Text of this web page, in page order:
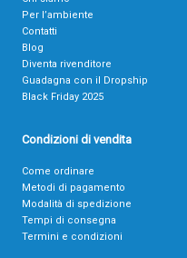
Per l’ambiente
Contatti
Blog
Diventa rivenditore
Guadagna con il Dropship
Black Friday 2025
Condizioni di vendita
Come ordinare
Metodi di pagamento
Modalità di spedizione
Tempi di consegna
Termini e condizioni